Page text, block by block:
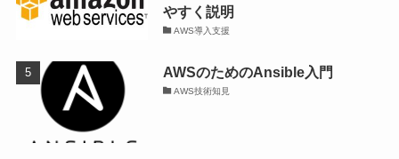
やすく説明
AWS導入支援
AWSのためのAnsible入門
AWS技術知見